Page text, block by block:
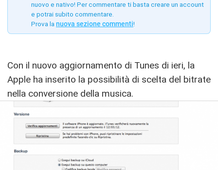
nuovo e nativo! Per commentare ti basta creare un account
e potrai subito commentare.
Prova la nuova sezione commenti!
Con il nuovo aggiornamento di Tunes di ieri, la
Apple ha inserito la possibilità di scelta del bitrate
nella conversione della musica.